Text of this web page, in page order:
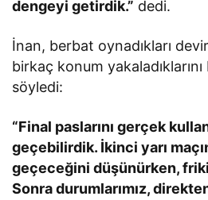
dengeyi getirdik.” dedi.
İnan, berbat oynadıkları
birkaç konum
söyledi:
“Final paslarını gerçek
geçebilirdik. İkinci yarı
geçeceğini düşünürken,
Sonra durumlarımız,